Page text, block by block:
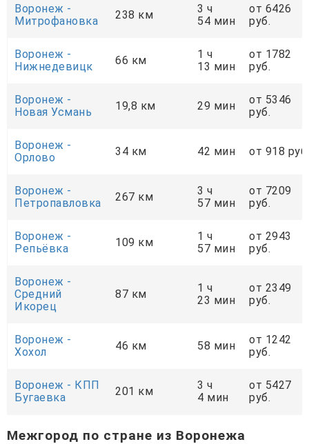
Воронеж -
Митрофановка
238 км
3 ч
54 мин
от 6426
руб.
Воронеж -
Нижнедевицк
66 км
1 ч
13 мин
от 1782
руб.
Воронеж -
Новая Усмань
19,8 км 29 мин
от 5346
руб.
Воронеж -
Орлово
34 км 42 мин от 918 руб.
Воронеж -
Петропавловка
267 км
3 ч
57 мин
от 7209
руб.
Воронеж -
Репьёвка
109 км
1 ч
57 мин
от 2943
руб.
Воронеж -
Средний
Икорец
87 км
1 ч
23 мин
от 2349
руб.
Воронеж -
Хохол
46 км 58 мин
от 1242
руб.
Воронеж - КПП
Бугаевка
201 км
3 ч
4 мин
от 5427
руб.
Межгород по стране из Воронежа